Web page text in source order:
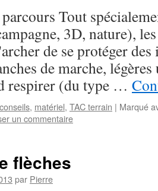
Tout
3D, nature),
de se protéger
de marche,
respirer (du type …
conseils, matériel, TAC terrain | Marqué
un commentaire
flèches
par Pierre